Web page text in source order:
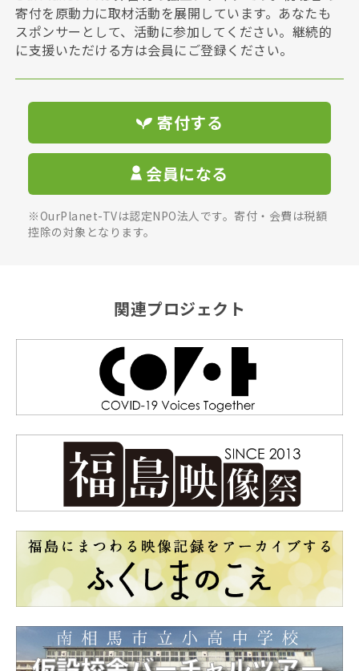
寄付を原動力に取材活動を展開しています。あなたも
スポンサーとして、活動に参加してください。継続的
に支援いただける方は会員にご登録ください。
寄付する
会員になる
※OurPlanet-TVは認定NPO法人です。寄付・会費は税額
控除の対象となります。
関連プロジェクト